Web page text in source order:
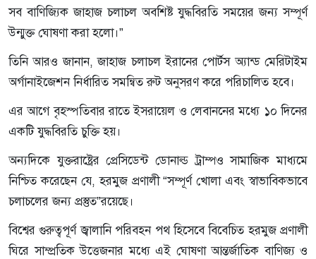
সব বাণিজ্যিক জাহাজ চলাচল অবশিষ্ট যুদ্ধবিরতি সময়ের জন্য সম্পূর্ণ
উন্মুক্ত ঘোষণা করা হলো।”
তিনি আরও জানান, জাহাজ চলাচল ইরানের পোর্টস অ্যান্ড মেরিটাইম
অর্গানাইজেশন নির্ধারিত সমন্বিত রুট অনুসরণ করে পরিচালিত হবে।
এর আগে বৃহস্পতিবার রাতে ইসরায়েল ও লেবাননের মধ্যে ১০ দিনের
একটি যুদ্ধবিরতি চুক্তি হয়।
অন্যদিকে যুক্তরাষ্ট্রের প্রেসিডেন্ট ডোনাল্ড ট্রাম্পও সামাজিক মাধ্যমে
নিশ্চিত করেছেন যে, হরমুজ প্রণালী “সম্পূর্ণ খোলা এবং স্বাভাবিকভাবে
চলাচলের জন্য প্রস্তুত”রয়েছে।
বিশ্বের গুরুত্বপূর্ণ জ্বালানি পরিবহন পথ হিসেবে বিবেচিত হরমুজ প্রণালী
ঘিরে সাম্প্রতিক উত্তেজনার মধ্যে এই ঘোষণা আন্তর্জাতিক বাণিজ্য ও